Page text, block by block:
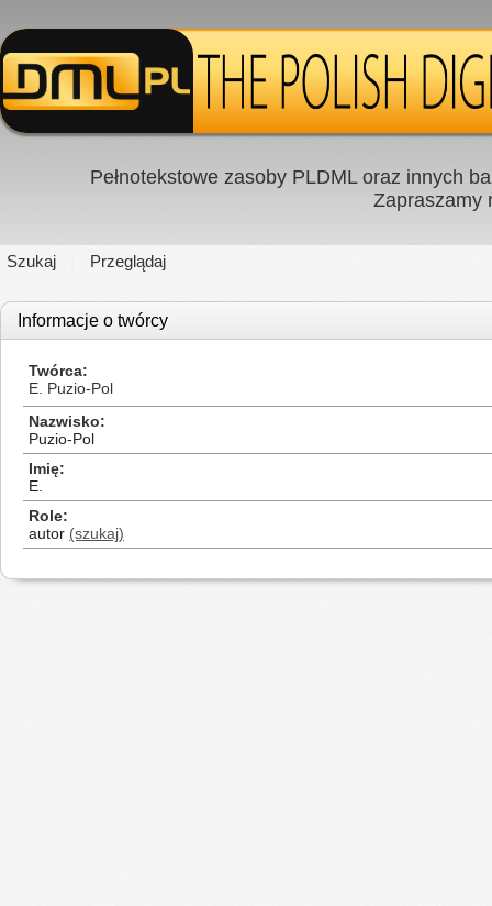
Pełnotekstowe zasoby PLDML oraz innych
Zapraszamy
Szukaj Przeglądaj
Informacje o twórcy
Twórca
E. Puzio-Pol
Nazwisko
Puzio-Pol
Imię
E.
Role
autor (szukaj)